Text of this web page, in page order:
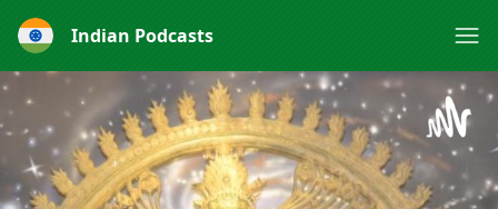
Indian Podcasts